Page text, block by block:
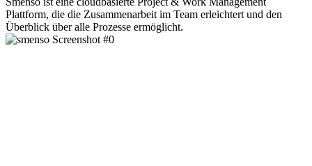
Plattform, die die Zusammenarbeit im Team erleichtert und den
Überblick über alle Prozesse ermöglicht.